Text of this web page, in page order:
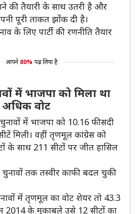
की तैयारी के साथ उतरी है और
पूरी ताकत झोंक दी है।
के लिए पार्टी की रणनीति तैयार
आपने 80% पढ़ लिया है
में भाजपा को मिला था
अधिक वोट
में भाजपा को 10.16 फीसदी
मिली। वहीं तृणमूल कांग्रेस को
के साथ 211 सीटों पर जीत हासिल
तक तस्वीर काफी बदल चुकी
में तृणमूल का वोट शेयर तो 43.3
2014 के मुकाबले उसे 12 सीटों का